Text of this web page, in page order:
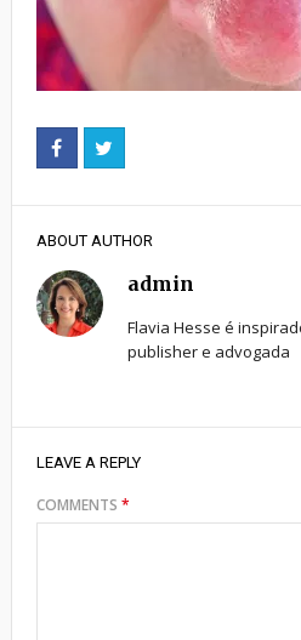
ABOUT AUTHOR
admin
Flavia Hesse é
publisher e advogada
LEAVE A REPLY
COMMENTS *